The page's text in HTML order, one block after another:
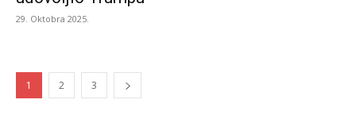
29. Oktobra 2025.
1 2 3